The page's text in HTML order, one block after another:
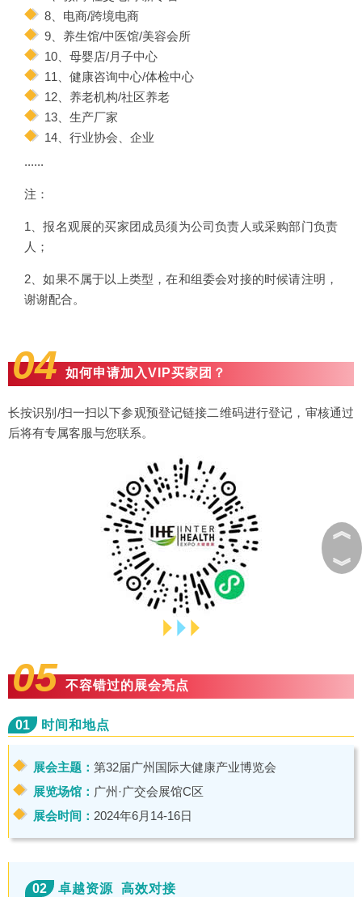
8、电商/跨境电商
9、养生馆/中医馆/美容会所
10、母婴店/月子中心
11、健康咨询中心/体检中心
12、养老机构/社区养老
13、生产厂家
14、行业协会、企业
......
注：
1、报名观展的买家团成员须为公司负责人或采购部门负责
人；
2、如果不属于以上类型，在和组委会对接的时候请注明，
谢谢配合。
04 如何申请加入VIP买家团？
长按识别/扫一扫以下参观预登记链接二维码进行登记，审核通过
后将有专属客服与您联系。
05 不容错过的展会亮点
01 时间和地点
展会主题： 第32届广州国际大健康产业博览会
展览场馆： 广州·广交会展馆C区
展会时间： 2024年6月14-16日
02 卓越资源 高效对接
︽
︾